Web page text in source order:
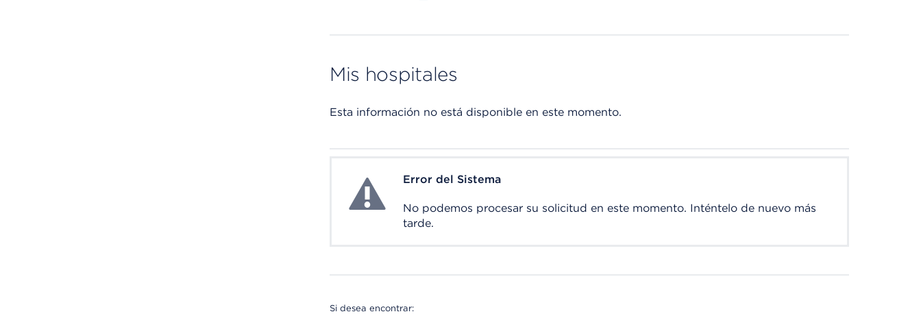
Mis hospitales
Esta información no está disponible en este momento.
System ErrorError del Sistema
No podemos procesar su solicitud en este momento. Inténtelo de nuevo más
tarde.
Si desea encontrar: